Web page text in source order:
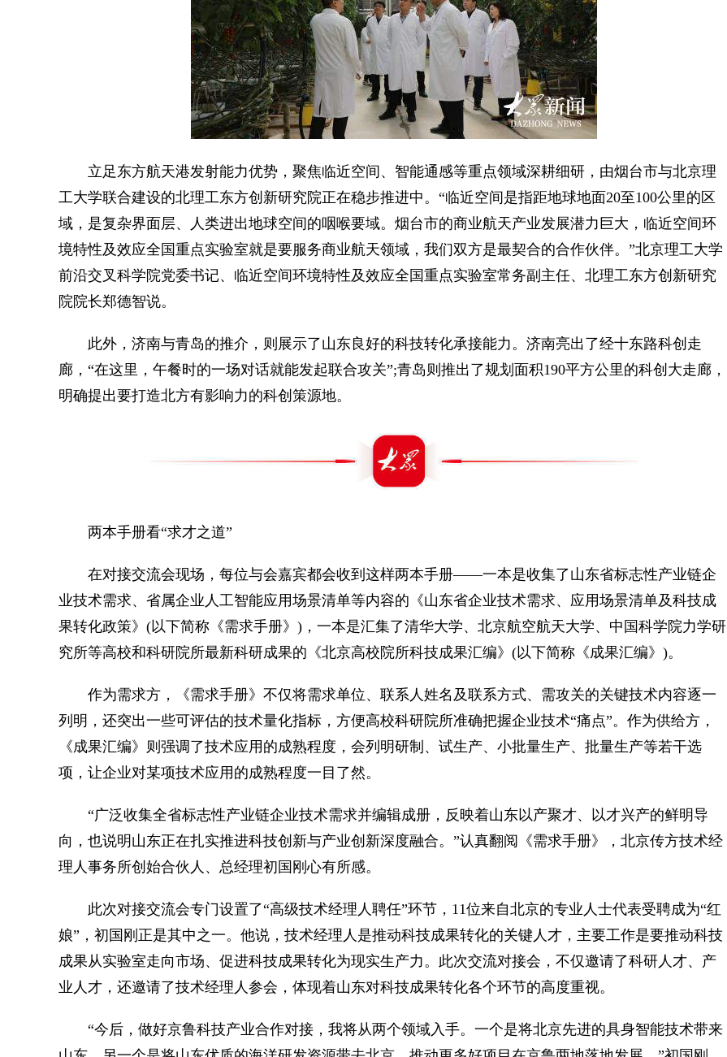
立足东方航天港发射能力优势，聚焦临近空间、智能通感等重点领域深耕细研，由烟台市与北京理
工大学联合建设的北理工东方创新研究院正在稳步推进中。“临近空间是指距地球地面20至100公里的区
域，是复杂界面层、人类进出地球空间的咽喉要域。烟台市的商业航天产业发展潜力巨大，临近空间环
境特性及效应全国重点实验室就是要服务商业航天领域，我们双方是最契合的合作伙伴。”北京理工大学
前沿交叉科学院党委书记、临近空间环境特性及效应全国重点实验室常务副主任、北理工东方创新研究
院院长郑德智说。
此外，济南与青岛的推介，则展示了山东良好的科技转化承接能力。济南亮出了经十东路科创走
廊，“在这里，午餐时的一场对话就能发起联合攻关”;青岛则推出了规划面积190平方公里的科创大走廊，
明确提出要打造北方有影响力的科创策源地。
两本手册看“求才之道”
在对接交流会现场，每位与会嘉宾都会收到这样两本手册——一本是收集了山东省标志性产业链企
业技术需求、省属企业人工智能应用场景清单等内容的《山东省企业技术需求、应用场景清单及科技成
果转化政策》(以下简称《需求手册》)，一本是汇集了清华大学、北京航空航天大学、中国科学院力学研
究所等高校和科研院所最新科研成果的《北京高校院所科技成果汇编》(以下简称《成果汇编》)。
作为需求方，《需求手册》不仅将需求单位、联系人姓名及联系方式、需攻关的关键技术内容逐一
列明，还突出一些可评估的技术量化指标，方便高校科研院所准确把握企业技术“痛点”。作为供给方，
《成果汇编》则强调了技术应用的成熟程度，会列明研制、试生产、小批量生产、批量生产等若干选
项，让企业对某项技术应用的成熟程度一目了然。
“广泛收集全省标志性产业链企业技术需求并编辑成册，反映着山东以产聚才、以才兴产的鲜明导
向，也说明山东正在扎实推进科技创新与产业创新深度融合。”认真翻阅《需求手册》，北京传方技术经
理人事务所创始合伙人、总经理初国刚心有所感。
此次对接交流会专门设置了“高级技术经理人聘任”环节，11位来自北京的专业人士代表受聘成为“红
娘”，初国刚正是其中之一。他说，技术经理人是推动科技成果转化的关键人才，主要工作是要推动科技
成果从实验室走向市场、促进科技成果转化为现实生产力。此次交流对接会，不仅邀请了科研人才、产
业人才，还邀请了技术经理人参会，体现着山东对科技成果转化各个环节的高度重视。
“今后，做好京鲁科技产业合作对接，我将从两个领域入手。一个是将北京先进的具身智能技术带来